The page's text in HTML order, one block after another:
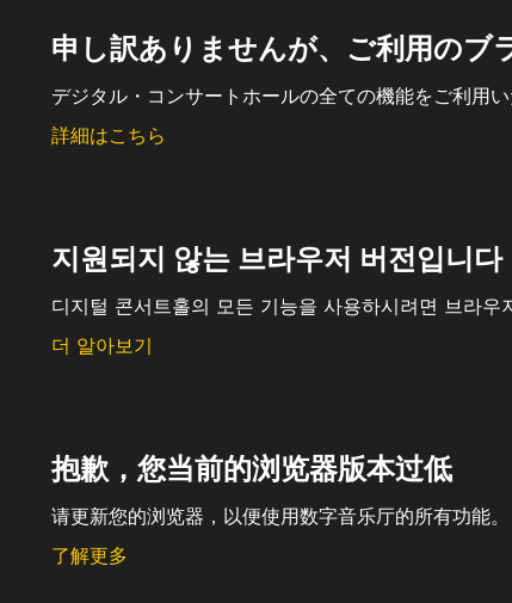
申し訳ありませんが、ご利用のブ
デジタル・コンサートホールの全ての機能をご利用
詳細はこちら
지원되지 않는 브라우저 버전입니다
디지털 콘서트홀의 모든 기능을 사용하시려면 브라우
더 알아보기
抱歉，您当前的浏览器版本过低
请更新您的浏览器，以便使用数字音乐厅的所有功能。
了解更多